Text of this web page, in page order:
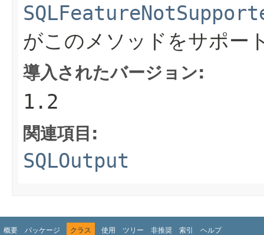
がこのメソッドをサポー
導入されたバージョン:
1.2
関連項目:
SQLOutput
概要 パッケージ クラス 使用 ツリー 非推奨 索引 ヘルプ